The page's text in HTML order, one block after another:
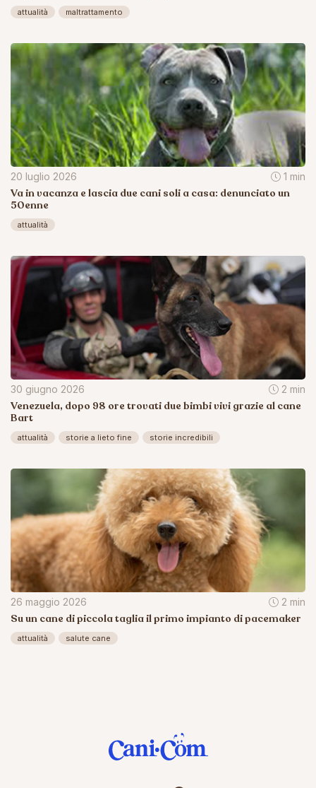
attualità maltrattamento
20 luglio 2026 1 min
Va in vacanza e lascia due cani soli a casa: denunciato un
50enne
attualità
30 giugno 2026 2 min
Venezuela, dopo 98 ore trovati due bimbi vivi grazie al cane
Bart
attualità storie a lieto fine storie incredibili
26 maggio 2026 2 min
Su un cane di piccola taglia il primo impianto di pacemaker
attualità salute cane